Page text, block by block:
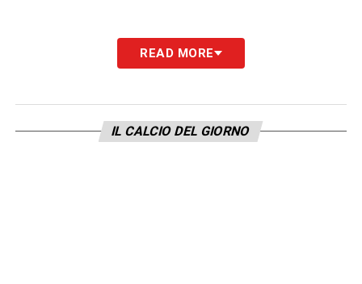
READ MORE
IL CALCIO DEL GIORNO